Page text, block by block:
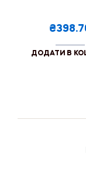
ДОДАТИ В